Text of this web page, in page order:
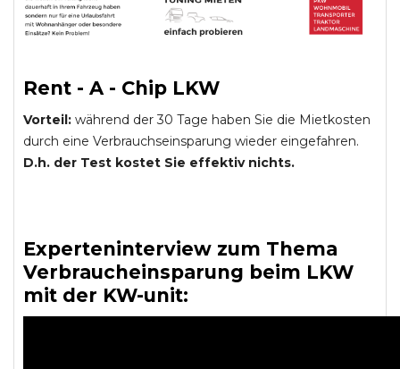
Rent - A - Chip LKW
Vorteil: während der 30 Tage haben Sie die Mietkosten
durch eine Verbrauchseinsparung wieder eingefahren.
D.h. der Test kostet Sie effektiv nichts.
Experteninterview zum Thema
Verbraucheinsparung beim LKW
mit der KW-unit: